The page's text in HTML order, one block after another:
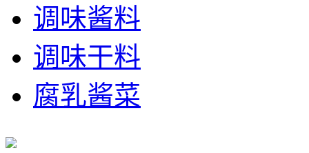
调味酱料
调味干料
腐乳酱菜